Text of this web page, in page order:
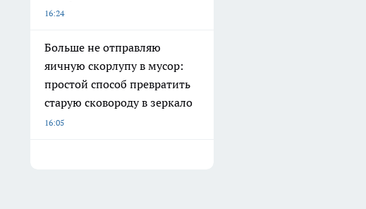
16:24
Больше не отправляю
яичную скорлупу в мусор:
простой способ превратить
старую сковороду в зеркало
16:05